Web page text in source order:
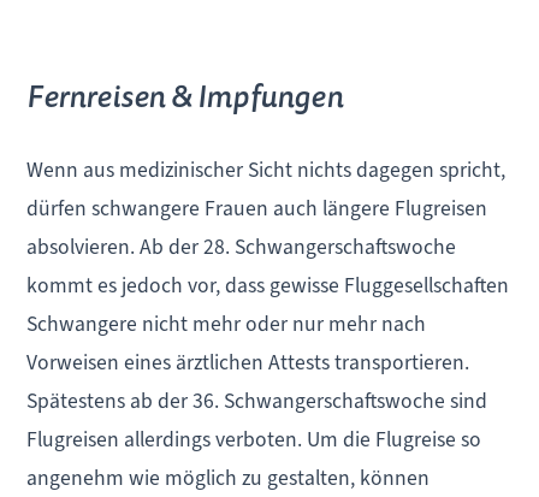
Fernreisen & Impfungen
Wenn aus medizinischer Sicht nichts dagegen spricht,
dürfen schwangere Frauen auch längere Flugreisen
absolvieren. Ab der 28. Schwangerschaftswoche
kommt es jedoch vor, dass gewisse Fluggesellschaften
Schwangere nicht mehr oder nur mehr nach
Vorweisen eines ärztlichen Attests transportieren.
Spätestens ab der 36. Schwangerschaftswoche sind
Flugreisen allerdings verboten. Um die Flugreise so
angenehm wie möglich zu gestalten, können